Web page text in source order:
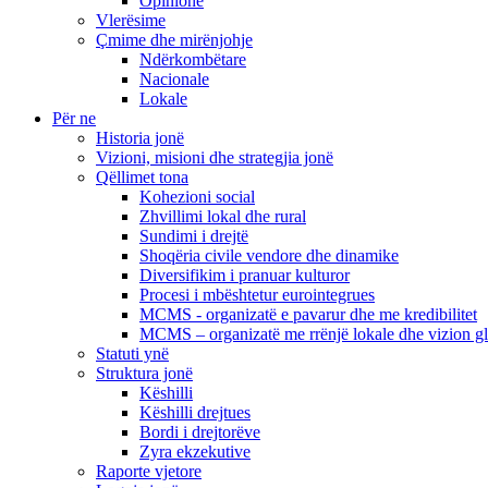
Vlerësime
Çmime dhe mirënjohje
Ndërkombëtare
Nacionale
Lokale
Për ne
Historia jonë
Vizioni, misioni dhe strategjia jonë
Qëllimet tona
Kohezioni social
Zhvillimi lokal dhe rural
Sundimi i drejtë
Shoqëria civile vendore dhe dinamike
Diversifikim i pranuar kulturor
Procesi i mbështetur eurointegrues
MCMS - organizatë e pavarur dhe me kredibilitet
MCMS – organizatë me rrënjë lokale dhe vizion
Statuti ynë
Struktura jonë
Këshilli
Këshilli drejtues
Bordi i drejtorëve
Zyra ekzekutive
Raporte vjetore